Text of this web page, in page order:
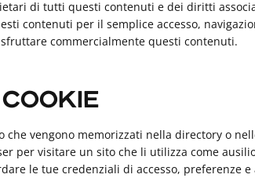
di tutti questi contenuti e dei diritti
contenuti per il semplice accesso,
commercialmente questi contenuti.
che vengono memorizzati nella directory o
per visitare un sito che li utilizza come
le tue credenziali di accesso, preferenze